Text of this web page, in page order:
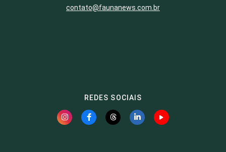
contato@faunanews.com.br
REDES SOCIAIS